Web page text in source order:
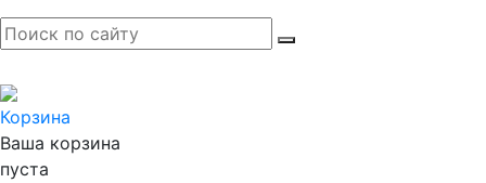
Корзина
Ваша корзина
пуста